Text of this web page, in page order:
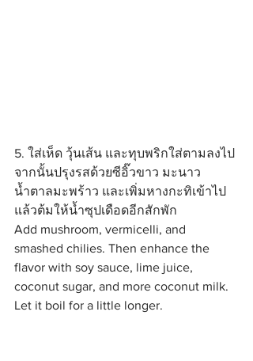
5. ใส่เห็ด วุ้นเส้น และทุบพริกใส่ตามลงไป
จากนั้นปรุงรสด้วยซีอิ๊วขาว มะนาว
น้ำตาลมะพร้าว และเพิ่มหางกะทิเข้าไป
แล้วต้มให้น้ำซุปเดือดอีกสักพัก
Add mushroom, vermicelli, and
smashed chilies. Then enhance the
flavor with soy sauce, lime juice,
coconut sugar, and more coconut milk.
Let it boil for a little longer.